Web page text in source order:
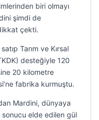
biri olmayı
şimdi de
çekti.
Tarım ve Kırsal
desteğiyle 120
20 kilometre
fabrika kurmuştu.
Mardini, dünyaya
sonucu elde edilen gül